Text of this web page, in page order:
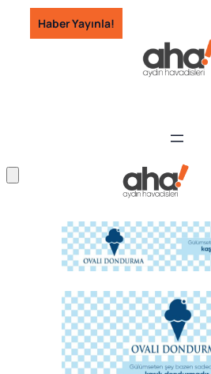
İçeriğe
geç
Haber Yayınla!